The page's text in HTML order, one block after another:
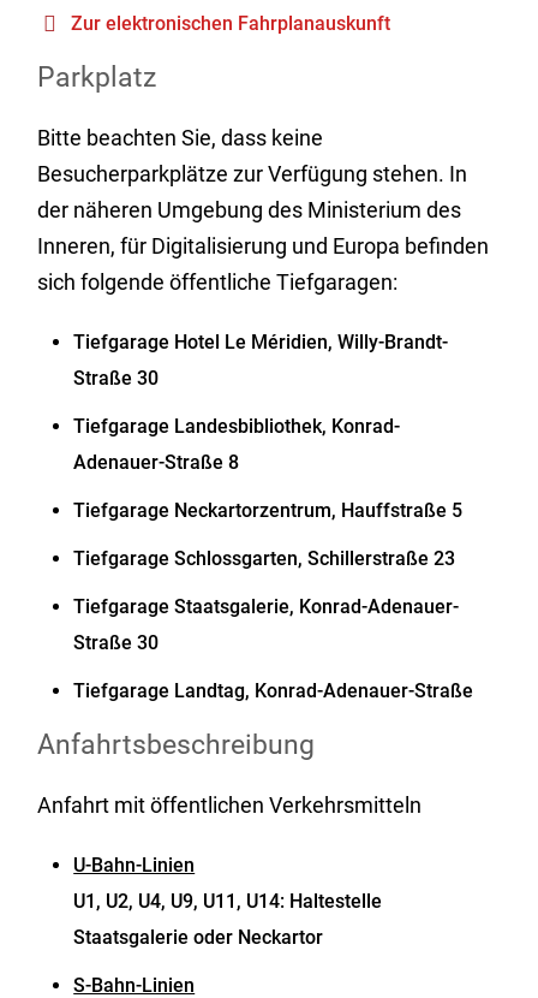
Zur elektronischen Fahrplanauskunft
Parkplatz
Bitte beachten Sie, dass keine
Besucherparkplätze zur Verfügung stehen. In
der näheren Umgebung des Ministerium des
Inneren, für Digitalisierung und Europa befinden
sich folgende öffentliche Tiefgaragen:
Tiefgarage Hotel Le Méridien, Willy-Brandt-
Straße 30
Tiefgarage Landesbibliothek, Konrad-
Adenauer-Straße 8
Tiefgarage Neckartorzentrum, Hauffstraße 5
Tiefgarage Schlossgarten, Schillerstraße 23
Tiefgarage Staatsgalerie, Konrad-Adenauer-
Straße 30
Tiefgarage Landtag, Konrad-Adenauer-Straße
Anfahrtsbeschreibung
Anfahrt mit öffentlichen Verkehrsmitteln
U-Bahn-Linien
U1, U2, U4, U9, U11, U14: Haltestelle
Staatsgalerie oder Neckartor
S-Bahn-Linien